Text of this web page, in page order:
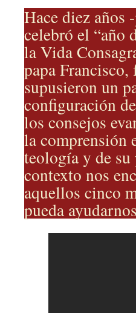
Hace diez años
celebró el “año
la Vida
papa
supusieron un
configuración
los consejos
la comprensión
teología y de su
contexto nos
aquellos cinco
pueda